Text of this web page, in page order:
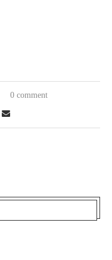
0 comment